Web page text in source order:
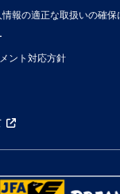
報の適正な取扱いの確
ント対応方針